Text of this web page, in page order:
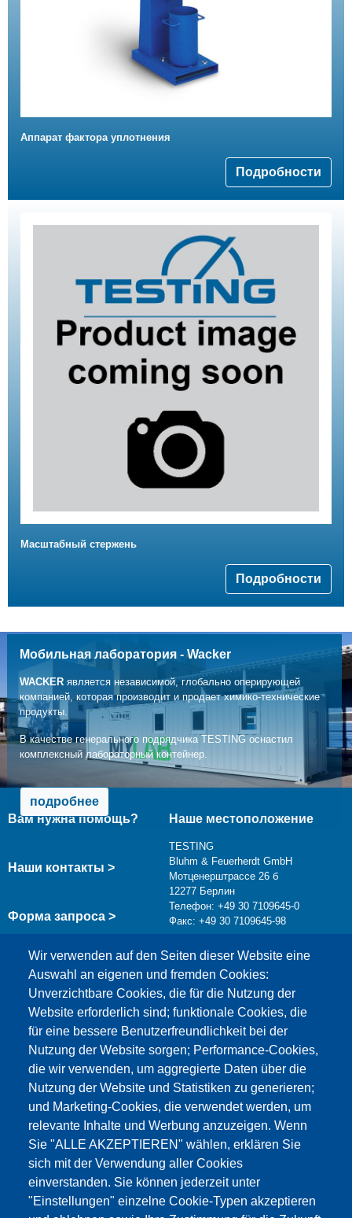
Аппарат фактора уплотнения
Подробности
Масштабный стержень
Подробности
Мобильная лаборатория - Wacker
WACKERявляется независимой, глобально оперирующей
компанией, которая производит и продает химико-технические
продукты.
В качестве генерального подрядчика TESTING оснастил
комплексный лабораторный контейнер.
подробнее
Wir verwenden auf den Seiten dieser Website eine
Auswahl an eigenen und fremden Cookies:
Unverzichtbare Cookies, die für die Nutzung der
Website erforderlich sind; funktionale Cookies, die
für eine bessere Benutzerfreundlichkeit bei der
Nutzung der Website sorgen; Performance-Cookies,
die wir verwenden, um aggregierte Daten über die
Nutzung der Website und Statistiken zu generieren;
und Marketing-Cookies, die verwendet werden, um
relevante Inhalte und Werbung anzuzeigen. Wenn
Sie "ALLE AKZEPTIEREN" wählen, erklären Sie
sich mit der Verwendung aller Cookies
einverstanden. Sie können jederzeit unter
"Einstellungen" einzelne Cookie-Typen akzeptieren
Вам нужна помощь?
Наши контакты >
Форма запроса >
Наше местоположение
TESTING
Bluhm & Feuerherdt GmbH
Мотценерштрассе 26 б
12277 Берлин
Телефон: +49 30 7109645-0
Факс: +49 30 7109645-98
info@testing.de
Этот материал заблокирован, потому что
файлы cookie Google Maps не были приняты.
НЕОБХОДИМО ПРИНЯТЬ ТОЛЬКО
ФАЙЛЫ COOKIE GOOGLE MAPS.
Alle Cookies akzeptieren